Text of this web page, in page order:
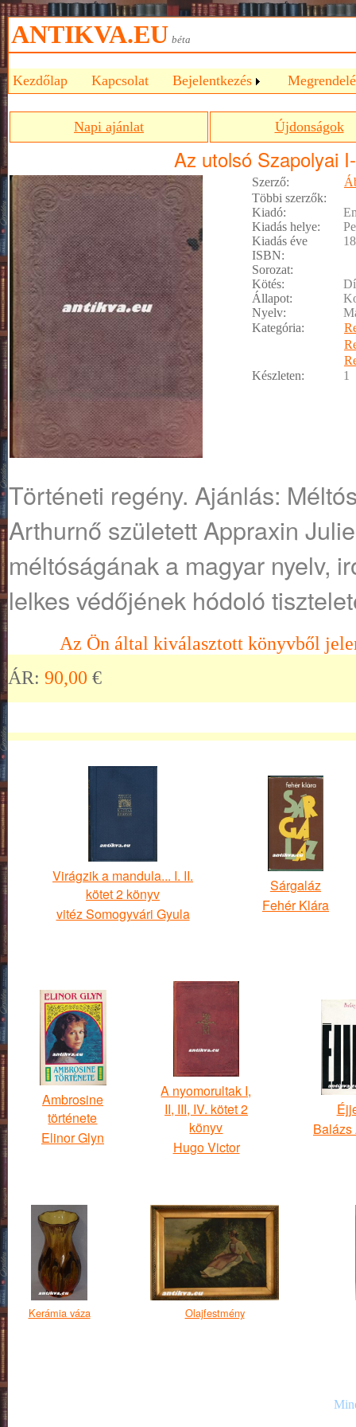
ANTIKVA.EU béta
Kezdőlap Kapcsolat Bejelentkezés
Napi ajánlat Újdonságok
Az utolsó Szapolyai
Szerző:
Többi szerzők:
Kiadó:
Kiadás helye:
Kiadás éve
ISBN:
Sorozat:
Kötés:
Állapot:
Nyelv:
Kategória:
Készleten:
1
Történeti regény. Ajánlás:
Arthurnő született Appraxin
méltóságának a magyar nyelv,
lelkes védőjének hódoló
Az Ön által kiválasztott könyvből
ÁR: 90,00 €
Virágzik a mandula... I. II.
kötet 2 könyv
vitéz Somogyvári Gyula
Sárgaláz
Fehér Klára
Ambrosine
története
Elinor Glyn
A nyomorultak I,
II, III, IV. kötet 2
könyv
Hugo Victor
Balázs
Kerámia váza Olajfestmény